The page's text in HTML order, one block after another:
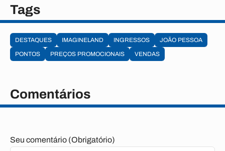
Tags
DESTAQUES IMAGINELAND INGRESSOS
JOÃO PESSOA
PONTOS
PREÇOS PROMOCIONAIS VENDAS
Comentários
Seu comentário (Obrigatório)